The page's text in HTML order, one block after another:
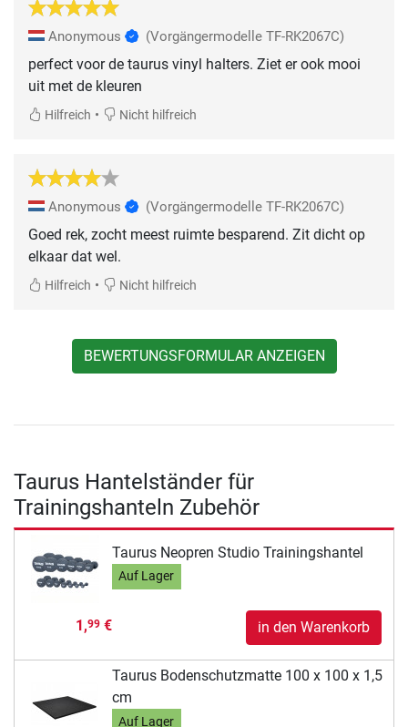
Anonymous (Vorgängermodelle TF-RK2067C)
perfect voor de taurus vinyl halters. Ziet er ook mooi
uit met de kleuren
Hilfreich • Nicht hilfreich
Anonymous (Vorgängermodelle TF-RK2067C)
Goed rek, zocht meest ruimte besparend. Zit dicht op
elkaar dat wel.
Hilfreich • Nicht hilfreich
BEWERTUNGSFORMULAR ANZEIGEN
Taurus Hantelständer für
Trainingshanteln Zubehör
Taurus Neopren Studio Trainingshantel
Auf Lager
1,99€ in den Warenkorb
Taurus Bodenschutzmatte 100 x 100 x 1,5
cm
Auf Lager